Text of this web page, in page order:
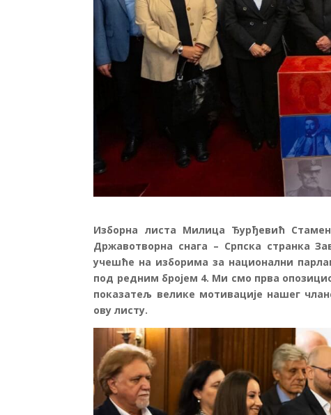
Изборна листа Милица Ђурђевић
Државотворна снага – Српска странка
учешће на изборима за национални
под редним бројем 4. Ми смо прва
показатељ велике мотивације нашег
ову листу.